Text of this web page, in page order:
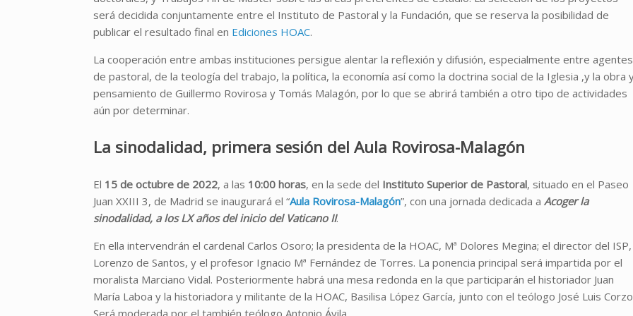
será decidida conjuntamente entre el Instituto de Pastoral y la Fundación, que se reserva la posibilidad de
publicar el resultado final en Ediciones HOAC.
La cooperación entre ambas instituciones persigue alentar la reflexión y difusión, especialmente entre agentes
de pastoral, de la teología del trabajo, la política, la economía así como la doctrina social de la Iglesia ,y la obra
pensamiento de Guillermo Rovirosa y Tomás Malagón, por lo que se abrirá también a otro tipo de actividades
aún por determinar.
La sinodalidad, primera sesión del Aula Rovirosa-Malagón
El 15 de octubre de 2022, a las 10:00 horas, en la sede del Instituto Superior de Pastoral, situado en el Paseo
Juan XXIII 3, de Madrid se inaugurará el “Aula Rovirosa-Malagón”, con una jornada dedicada a Acoger la
sinodalidad, a los LX años del inicio del Vaticano II.
En ella intervendrán el cardenal Carlos Osoro; la presidenta de la HOAC, Mª Dolores Megina; el director del ISP,
Lorenzo de Santos, y el profesor Ignacio Mª Fernández de Torres. La ponencia principal será impartida por el
moralista Marciano Vidal. Posteriormente habrá una mesa redonda en la que participarán el historiador Juan
María Laboa y la historiadora y militante de la HOAC, Basilisa López García, junto con el teólogo José Luis
Será moderada por el también teólogo Antonio Ávila.